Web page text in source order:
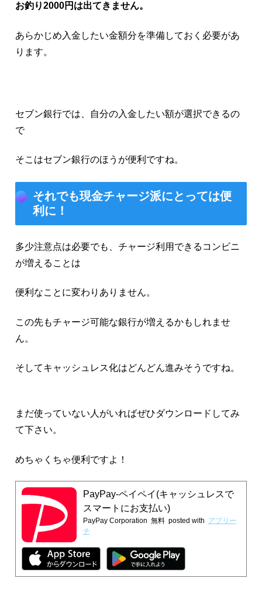
お釣り2000円は出てきません。
あらかじめ入金したい金額分を準備しておく必要があ
ります。
セブン銀行では、自分の入金したい額が選択できるの
で
そこはセブン銀行のほうが便利ですね。
それでも現金チャージ派にとっては便
利に！
多少注意点は必要でも、チャージ利用できるコンビニ
が増えることは
便利なことに変わりありません。
この先もチャージ可能な銀行が増えるかもしれませ
ん。
そしてキャッシュレス化はどんどん進みそうですね。
まだ使っていない人がいればぜひダウンロードしてみ
て下さい。
めちゃくちゃ便利ですよ！
PayPay-ペイペイ(キャッシュレスで
スマートにお支払い)
PayPay Corporation 無料 posted with アプリー
チ